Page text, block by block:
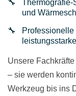
Thermografie-
und
Unsere
– sie werden
Werkzeug bis ins